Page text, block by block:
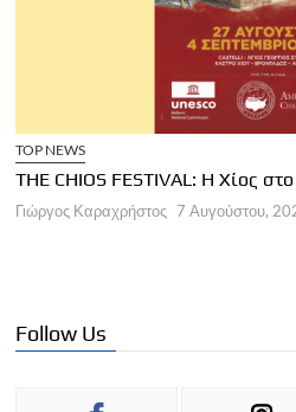
TOP NEWS
THE CHIOS FESTIVAL: Η Χίος
Γιώργος Καραχρήστος 7 Αυγούστου,
Follow Us